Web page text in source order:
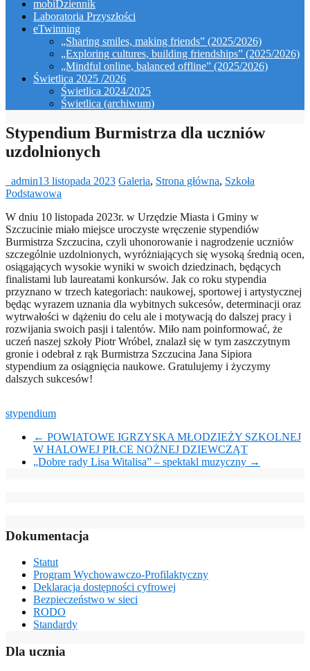
mobiDziennik
Laboratoria Przyszłości
eTwinning
„Sharing smiles, making friends” (2025/2026)
„Exploring cultures, building friendships” (2025/2026)
„Mindful online, balanced offline” (2025/2026)
Świetlica 2025 /2026
Świetlica 2024/2025
Świetlica (archiwum)
Stypendium Burmistrza dla uczniów
uzdolnionych
_admin13 listopada 2023 Galeria, Strona główna, Szkoła
Podstawowa
W dniu 10 listopada 2023r. w Urzędzie Miasta i Gminy w
Szczucinie miało miejsce uroczyste wręczenie stypendiów
Burmistrza Szczucina, czyli uhonorowanie i nagrodzenie uczniów
szczególnie uzdolnionych, wyróżniających się wysoką średnią ocen,
osiągających wysokie wyniki w swoich dziedzinach, będących
finalistami lub laureatami konkursów. Jak co roku stypendia
przyznano w trzech kategoriach: naukowej, sportowej i artystycznej
będąc wyrazem uznania dla wybitnych sukcesów, determinacji oraz
wytrwałości w dążeniu do celu ale i motywacją do dalszej pracy i
rozwijania swoich pasji i talentów. Miło nam poinformować, że
uczeń naszej szkoły Piotr Wróbel, znalazł się w tym zaszczytnym
gronie i odebrał z rąk Burmistrza Szczucina Jana Sipiora
stypendium za osiągnięcia naukowe. Gratulujemy i życzymy
dalszych sukcesów!
stypendium
← POWIATOWE IGRZYSKA MŁODZIEŻY SZKOLNEJ
W HALOWEJ PIŁCE NOŻNEJ DZIEWCZĄT
„Dobre rady Lisa Witalisa” – spektakl muzyczny →
Dokumentacja
Statut
Program Wychowawczo-Profilaktyczny
Deklaracja dostępności cyfrowej
Bezpieczeństwo w sieci
RODO
Standardy
Dla ucznia